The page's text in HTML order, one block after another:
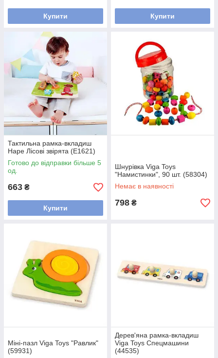
Купити Купити
Тактильна рамка-вкладиш
Hape Лісові звірята (E1621)
Готово до відправки більше 5
од.
663 ₴
Купити
Шнурівка Viga Toys
"Намистинки", 90 шт. (58304)
Немає в наявності
798 ₴
Міні-пазл Viga Toys "Равлик"
(59931)
Дерев'яна рамка-вкладиш
Viga Toys Спецмашини
(44535)